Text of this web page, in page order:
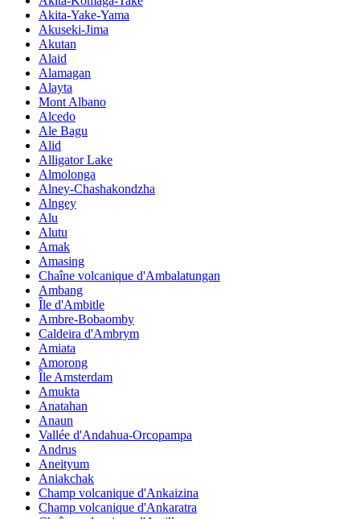
Akita-Yake-Yama
Akuseki-Jima
Akutan
Alaid
Alamagan
Alayta
Mont Albano
Alcedo
Ale Bagu
Alid
Alligator Lake
Almolonga
Alney-Chashakondzha
Alngey
Alu
Alutu
Amak
Amasing
Chaîne volcanique d'Ambalatungan
Ambang
Île d'Ambitle
Ambre-Bobaomby
Caldeira d'Ambrym
Amiata
Amorong
Île Amsterdam
Amukta
Anatahan
Anaun
Vallée d'Andahua-Orcopampa
Andrus
Aneityum
Aniakchak
Champ volcanique d'Ankaizina
Champ volcanique d'Ankaratra